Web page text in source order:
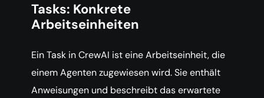
Tasks: Konkrete
Arbeitseinheiten
Ein Task in CrewAI ist eine Arbeitseinheit, die
einem Agenten zugewiesen wird. Sie enthält
Anweisungen und beschreibt das erwartete